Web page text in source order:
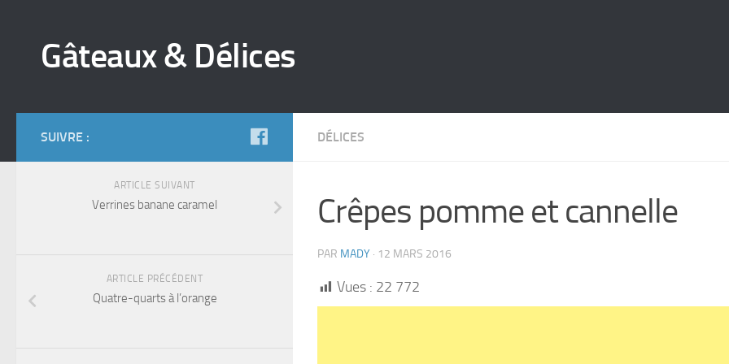
Gâteaux & Délices
DÉLICES
Crêpes pomme et cannelle
PAR MADY · 12 MARS 2016
Vues : 22 772
SUIVRE :
ARTICLE SUIVANT
Verrines banane caramel
ARTICLE PRÉCÉDENT
Quatre-quarts à l’orange